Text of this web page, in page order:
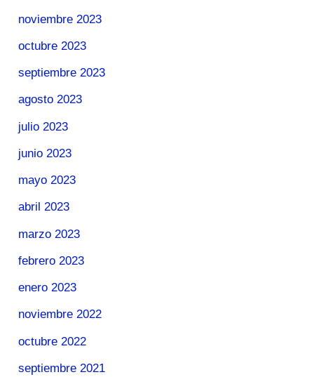
noviembre 2023
octubre 2023
septiembre 2023
agosto 2023
julio 2023
junio 2023
mayo 2023
abril 2023
marzo 2023
febrero 2023
enero 2023
noviembre 2022
octubre 2022
septiembre 2021